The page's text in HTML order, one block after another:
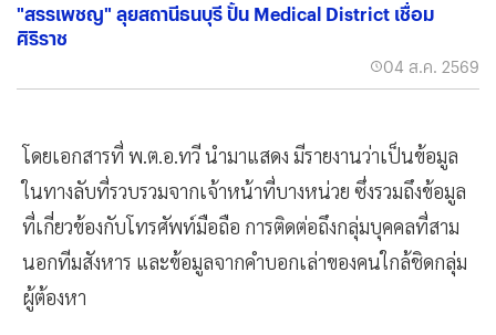
"สรรเพชญ" ลุยสถานีธนบุรี ปั้น Medical District เชื่อม
ศิริราช
04 ส.ค. 2569
โดยเอกสารที่ พ.ต.อ.ทวี นำมาแสดง มีรายงานว่าเป็นข้อมูล
ในทางลับที่รวบรวมจากเจ้าหน้าที่บางหน่วย ซึ่งรวมถึงข้อมูล
ที่เกี่ยวข้องกับโทรศัพท์มือถือ การติดต่อถึงกลุ่มบุคคลที่สาม
นอกทีมสังหาร และข้อมูลจากคำบอกเล่าของคนใกล้ชิดกลุ่ม
ผู้ต้องหา